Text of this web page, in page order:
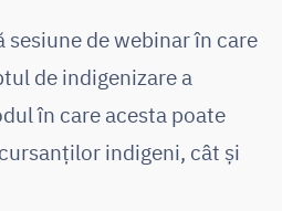
de webinar în care
de indigenizare a
în care acesta poate
indigeni, cât și